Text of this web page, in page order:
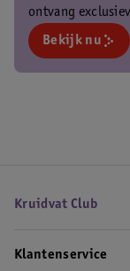
ontvang
Bekijk nu
Kruidvat Club
Klantenservice